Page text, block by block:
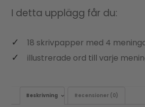
I detta upplägg får du:
18 skrivpapper med 4
illustrerade ord till varje
Beskrivning Recensioner (0)